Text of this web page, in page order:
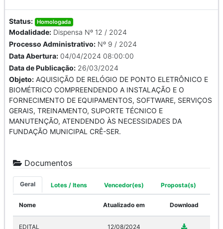
Status: Homologada
Modalidade: Dispensa Nº 12 / 2024
Processo Administrativo: Nº 9 / 2024
Data Abertura: 04/04/2024 08:00:00
Data de Publicação: 26/03/2024
Objeto: AQUISIÇÃO DE RELÓGIO DE PONTO ELETRÔNICO E
BIOMÉTRICO COMPREENDENDO A INSTALAÇÃO E O
FORNECIMENTO DE EQUIPAMENTOS, SOFTWARE, SERVIÇOS
GERAIS, TREINAMENTO, SUPORTE TÉCNICO E
MANUTENÇÃO, ATENDENDO ÀS NECESSIDADES DA
FUNDAÇÃO MUNICIPAL CRÊ-SER.
Documentos
Geral Lotes / Itens Vencedor(es) Proposta(s)
Nome Atualizado em Download
EDITAL 12/08/2024